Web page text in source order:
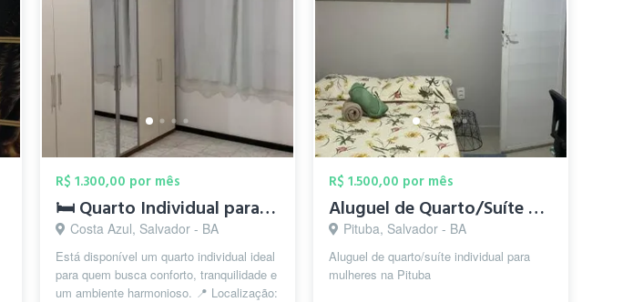
R$ 1.300,00 por mês
🛏️ Quarto Individual para Mulheres — Di...
Costa Azul, Salvador - BA
Está disponível um quarto individual ideal
para quem busca conforto, tranquilidade e
um ambiente harmonioso. 📍 Localização:
R$ 1.500,00 por mês
Aluguel de Quarto/Suíte para mulheres na...
Pituba, Salvador - BA
Aluguel de quarto/suíte individual para
mulheres na Pituba